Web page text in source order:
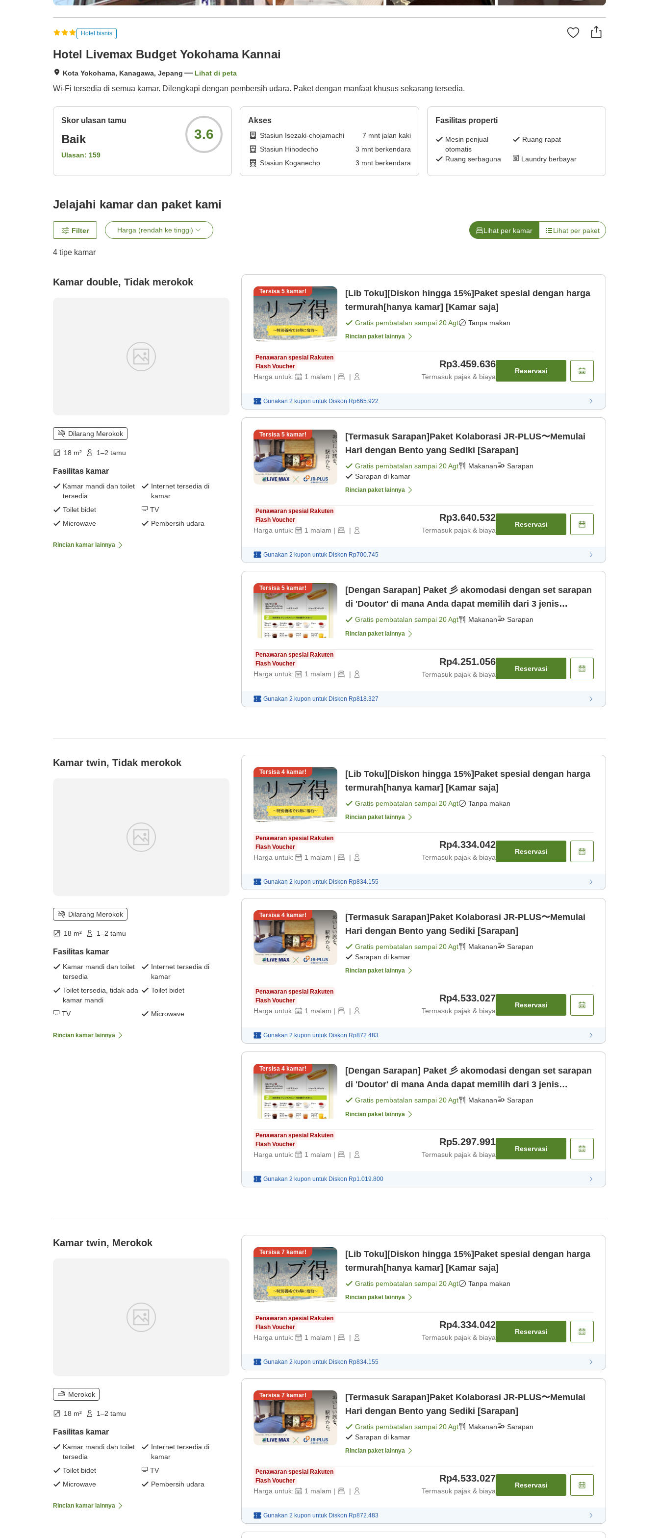
Hotel bisnis
Hotel Livemax Budget Yokohama Kannai
Kota Yokohama, Kanagawa, Jepang Lihat di peta
Wi-Fi tersedia di semua kamar. Dilengkapi dengan pembersih udara. Paket dengan manfaat khusus sekarang tersedia.
Skor ulasan tamu
Baik
Ulasan: 159
3.6
Akses
Stasiun Isezaki-chojamachi 7 mnt jalan kaki
Stasiun Hinodecho
3 mnt berkendara
Stasiun Koganecho
3 mnt berkendara
Fasilitas properti
Mesin penjual
otomatis
Ruang rapat
Ruang serbaguna Laundry berbayar
Jelajahi kamar dan paket kami
Filter Harga (rendah ke tinggi) Lihat per kamar Lihat per paket
4 tipe kamar
Kamar double, Tidak merokok
Dilarang Merokok
18 m² 1–2 tamu
Fasilitas kamar
Kamar mandi dan toilet
tersedia
Internet tersedia di
kamar
Toilet bidet
TV
Microwave
Pembersih udara
Rincian kamar lainnya
Tersisa 5 kamar!
[Lib Toku][Diskon hingga 15%]Paket spesial dengan harga
termurah[hanya kamar] [Kamar saja]
Gratis pembatalan sampai 20 Agt Tanpa makan
Rincian paket lainnya
Penawaran spesial Rakuten
Flash Voucher
Harga untuk: 1 malam | |
Rp3.459.636
Termasuk pajak & biaya
Reservasi
Gunakan 2 kupon untuk Diskon Rp665.922
Tersisa 5 kamar!
[Termasuk Sarapan]Paket Kolaborasi JR-PLUS〜Memulai
Hari dengan Bento yang Sediki [Sarapan]
Gratis pembatalan sampai 20 Agt Makanan
Sarapan
Sarapan di kamar
Rincian paket lainnya
Penawaran spesial Rakuten
Flash Voucher
Harga untuk: 1 malam | |
Rp3.640.532
Termasuk pajak & biaya
Reservasi
Gunakan 2 kupon untuk Diskon Rp700.745
Tersisa 5 kamar!
[Dengan Sarapan] Paket 彡 akomodasi dengan set sarapan
di 'Doutor' di mana Anda dapat memilih dari 3 jenis
sandwich dan 8 jenis [Sarapan]
Gratis pembatalan sampai 20 Agt Makanan Sarapan
Rincian paket lainnya
Penawaran spesial Rakuten
Flash Voucher
Harga untuk: 1 malam | |
Rp4.251.056
Termasuk pajak & biaya
Reservasi
Gunakan 2 kupon untuk Diskon Rp818.327
Kamar twin, Tidak merokok
Dilarang Merokok
18 m² 1–2 tamu
Fasilitas kamar
Kamar mandi dan toilet
tersedia
Internet tersedia di
kamar
Toilet tersedia, tidak ada
kamar mandi
Toilet bidet
TV Microwave
Rincian kamar lainnya
Tersisa 4 kamar!
[Lib Toku][Diskon hingga 15%]Paket spesial dengan harga
termurah[hanya kamar] [Kamar saja]
Gratis pembatalan sampai 20 Agt Tanpa makan
Rincian paket lainnya
Penawaran spesial Rakuten
Flash Voucher
Harga untuk: 1 malam | |
Rp4.334.042
Termasuk pajak & biaya
Reservasi
Gunakan 2 kupon untuk Diskon Rp834.155
Tersisa 4 kamar!
[Termasuk Sarapan]Paket Kolaborasi JR-PLUS〜Memulai
Hari dengan Bento yang Sediki [Sarapan]
Gratis pembatalan sampai 20 Agt Makanan
Sarapan
Sarapan di kamar
Rincian paket lainnya
Penawaran spesial Rakuten
Flash Voucher
Harga untuk: 1 malam | |
Rp4.533.027
Termasuk pajak & biaya
Reservasi
Gunakan 2 kupon untuk Diskon Rp872.483
Tersisa 4 kamar!
[Dengan Sarapan] Paket 彡 akomodasi dengan set sarapan
di 'Doutor' di mana Anda dapat memilih dari 3 jenis
sandwich dan 8 jenis [Sarapan]
Gratis pembatalan sampai 20 Agt Makanan Sarapan
Rincian paket lainnya
Penawaran spesial Rakuten
Flash Voucher
Harga untuk: 1 malam | |
Rp5.297.991
Termasuk pajak & biaya
Reservasi
Gunakan 2 kupon untuk Diskon Rp1.019.800
Kamar twin, Merokok
Merokok
18 m² 1–2 tamu
Fasilitas kamar
Kamar mandi dan toilet
tersedia
Internet tersedia di
kamar
Toilet bidet
TV
Microwave
Pembersih udara
Rincian kamar lainnya
Tersisa 7 kamar!
[Lib Toku][Diskon hingga 15%]Paket spesial dengan harga
termurah[hanya kamar] [Kamar saja]
Gratis pembatalan sampai 20 Agt Tanpa makan
Rincian paket lainnya
Penawaran spesial Rakuten
Flash Voucher
Harga untuk: 1 malam | |
Rp4.334.042
Termasuk pajak & biaya
Reservasi
Gunakan 2 kupon untuk Diskon Rp834.155
Tersisa 7 kamar!
[Termasuk Sarapan]Paket Kolaborasi JR-PLUS〜Memulai
Hari dengan Bento yang Sediki [Sarapan]
Gratis pembatalan sampai 20 Agt Makanan
Sarapan
Sarapan di kamar
Rincian paket lainnya
Penawaran spesial Rakuten
Flash Voucher
Harga untuk: 1 malam | |
Rp4.533.027
Termasuk pajak & biaya
Reservasi
Gunakan 2 kupon untuk Diskon Rp872.483